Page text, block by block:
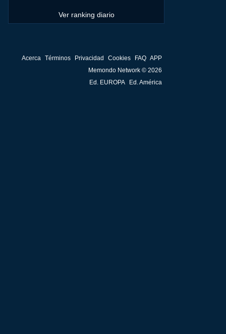
Ver ranking diario
Acerca Términos Privacidad Cookies FAQ APP
Memondo Network © 2026
Ed. EUROPA
Ed. América